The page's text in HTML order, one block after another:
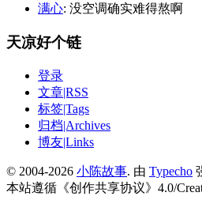
满心: 没空调确实难得熬啊
天凉好个链
登录
文章|RSS
标签|Tags
归档|Archives
博友|Links
© 2004-2026 小陈故事. 由 Typecho
本站遵循《创作共享协议》4.0/